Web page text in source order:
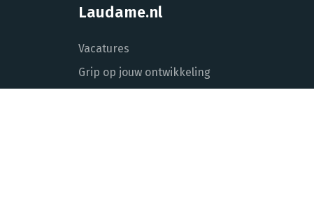
Laudame.nl
Vacatures
Grip op jouw ontwikkeling